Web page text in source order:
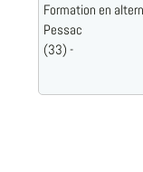
Formation en
Pessac
(33) -